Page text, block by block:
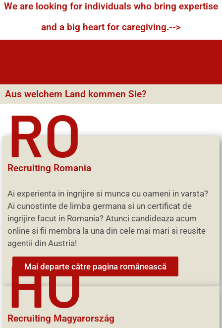
We are looking for individuals who bring expertise
and a big heart for caregiving.-->
Aus welchem Land kommen Sie?
RO
Recruiting Romania
Ai experienta in ingrijire si munca cu oameni in varsta?
Ai cunostinte de limba germana si un certificat de
ingrijire facut in Romania? Atunci candideaza acum
online si fii membra la una din cele mai mari si reusite
agentii din Austria!
Mai departe către pagina românească
HU
Recruiting Magyarország